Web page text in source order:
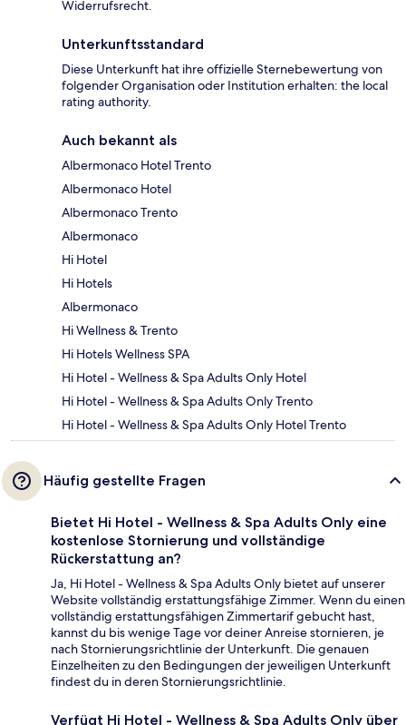
Widerrufsrecht.
Unterkunftsstandard
Diese Unterkunft hat ihre offizielle Sternebewertung von
folgender Organisation oder Institution erhalten: the local
rating authority.
Auch bekannt als
Albermonaco Hotel Trento
Albermonaco Hotel
Albermonaco Trento
Albermonaco
Hi Hotel
Hi Hotels
Albermonaco
Hi Wellness & Trento
Hi Hotels Wellness SPA
Hi Hotel - Wellness & Spa Adults Only Hotel
Hi Hotel - Wellness & Spa Adults Only Trento
Hi Hotel - Wellness & Spa Adults Only Hotel Trento
Häufig gestellte Fragen
Bietet Hi Hotel - Wellness & Spa Adults Only eine
kostenlose Stornierung und vollständige
Rückerstattung an?
Ja, Hi Hotel - Wellness & Spa Adults Only bietet auf unserer
Website vollständig erstattungsfähige Zimmer. Wenn du einen
vollständig erstattungsfähigen Zimmertarif gebucht hast,
kannst du bis wenige Tage vor deiner Anreise stornieren, je
nach Stornierungsrichtlinie der Unterkunft. Die genauen
Einzelheiten zu den Bedingungen der jeweiligen Unterkunft
findest du in deren Stornierungsrichtlinie.
Verfügt Hi Hotel - Wellness & Spa Adults Only über